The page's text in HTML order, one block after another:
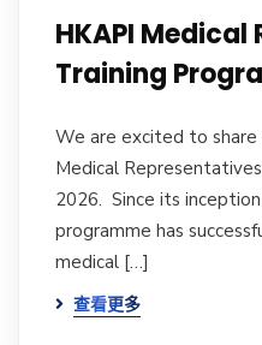
HKAPI Medical
Training
We are excited to
Medical
2026. Since its
programme has
medical […]
查看更多